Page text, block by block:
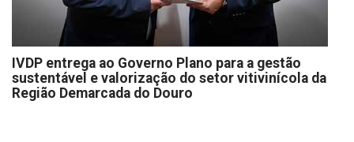
IVDP entrega ao Governo Plano para a gestão
sustentável e valorização do setor vitivinícola da
Região Demarcada do Douro